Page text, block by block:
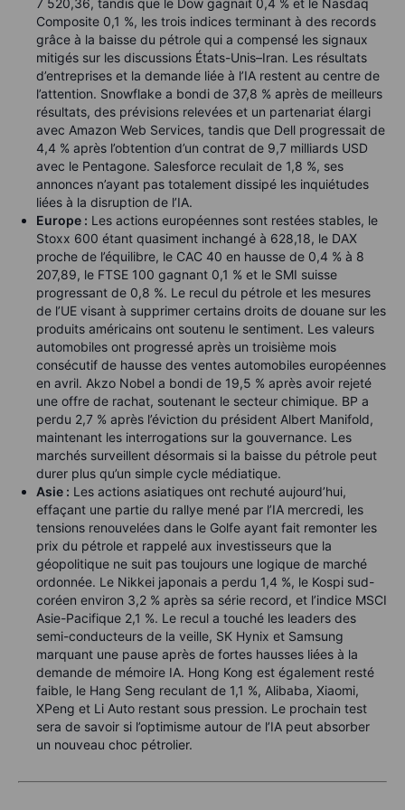
7 520,36, tandis que le Dow gagnait 0,4 % et le Nasdaq
Composite 0,1 %, les trois indices terminant à des records
grâce à la baisse du pétrole qui a compensé les signaux
mitigés sur les discussions États-Unis–Iran. Les résultats
d’entreprises et la demande liée à l’IA restent au centre de
l’attention. Snowflake a bondi de 37,8 % après de meilleurs
résultats, des prévisions relevées et un partenariat élargi
avec Amazon Web Services, tandis que Dell progressait de
4,4 % après l’obtention d’un contrat de 9,7 milliards USD
avec le Pentagone. Salesforce reculait de 1,8 %, ses
annonces n’ayant pas totalement dissipé les inquiétudes
liées à la disruption de l’IA.
Europe : Les actions européennes sont restées stables, le
Stoxx 600 étant quasiment inchangé à 628,18, le DAX
proche de l’équilibre, le CAC 40 en hausse de 0,4 % à 8
207,89, le FTSE 100 gagnant 0,1 % et le SMI suisse
progressant de 0,8 %. Le recul du pétrole et les mesures
de l’UE visant à supprimer certains droits de douane sur les
produits américains ont soutenu le sentiment. Les valeurs
automobiles ont progressé après un troisième mois
consécutif de hausse des ventes automobiles européennes
en avril. Akzo Nobel a bondi de 19,5 % après avoir rejeté
une offre de rachat, soutenant le secteur chimique. BP a
perdu 2,7 % après l’éviction du président Albert Manifold,
maintenant les interrogations sur la gouvernance. Les
marchés surveillent désormais si la baisse du pétrole peut
durer plus qu’un simple cycle médiatique.
Asie : Les actions asiatiques ont rechuté aujourd’hui,
effaçant une partie du rallye mené par l’IA mercredi, les
tensions renouvelées dans le Golfe ayant fait remonter les
prix du pétrole et rappelé aux investisseurs que la
géopolitique ne suit pas toujours une logique de marché
ordonnée. Le Nikkei japonais a perdu 1,4 %, le Kospi sud-
coréen environ 3,2 % après sa série record, et l’indice MSCI
Asie-Pacifique 2,1 %. Le recul a touché les leaders des
semi-conducteurs de la veille, SK Hynix et Samsung
marquant une pause après de fortes hausses liées à la
demande de mémoire IA. Hong Kong est également resté
faible, le Hang Seng reculant de 1,1 %, Alibaba, Xiaomi,
XPeng et Li Auto restant sous pression. Le prochain test
sera de savoir si l’optimisme autour de l’IA peut absorber
un nouveau choc pétrolier.